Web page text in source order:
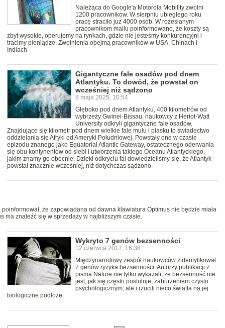
Należąca do Google'a Motorola Mobility zwolni
1200 pracowników. W sierpniu ubiegłego roku
pracę straciło juz 4000 osób. W rozesłanym
pracownikom mailu poinformowano, że koszty są
zbyt wysokie, operujemy na rynkach, gdzie nie jesteśmy konkurencyjni i
tracimy pieniądze. Zwolnienia obejmą pracowników w USA, Chinach i
Indiach
Gigantyczne fale osadów pod dnem
Atlantyku. To dowód, że powstał on
wcześniej niż sądzono
8 maja 2025, 10:54
Głęboko pod dnem Atlantyku, 400 kilometrów od
wybrzeży Gwinei-Bissau, naukowcy z Heriot-Watt
University odkryli gigantyczne fale osadów.
Znajdujące się kilometr pod dnem wielkie fale mułu i piasku to świadectwo
oddzielania się Afryki od Ameryki Południowej. Powstały one w czasie
epizodu znanego jako Equatorial Atlantic Gateway, ostatecznego oderwania
się obu kontynentów od siebi i utworzenia takiego Oceanu Atlantyckiego,
jakim znamy go obecnie. Dzięki odkryciu fal dowiedzieliśmy się, że Atlantyk
powstał znacznie wcześniej, niż dotychczas sądzono.
że zapowiadana od dawna klawiatura Optimus nie będzie miała
ma znaleźć się w sprzedaży w najbliższym czasie.
Wykryto 7 genów bezsenności
12 czerwca 2017, 16:38
Międzynarodowy zespół naukowców zidentyfikował
7 genów ryzyka bezsenności. Autorzy publikacji z
pisma Nature nie tylko wykazali, że bezsenność nie
jest, jak się często postuluje, zaburzeniem czysto
psychologicznym, ale i rzucili nieco światła na jej
biologiczne podłoże.